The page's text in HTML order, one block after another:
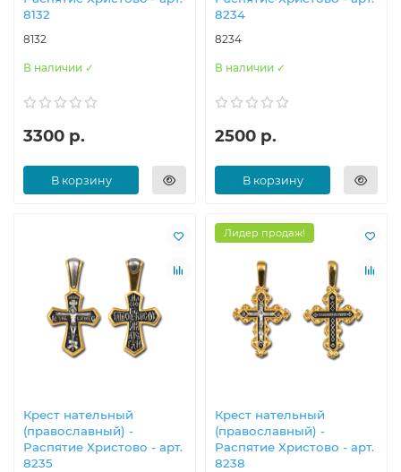
8132
8132
В наличии ✓
3300 р.
В корзину
8234
8234
В наличии ✓
2500 р.
В корзину
Крест нательный
(православный) -
Распятие Христово - арт.
8235
Лидер продаж!
Крест нательный
(православный) -
Распятие Христово - арт.
8238